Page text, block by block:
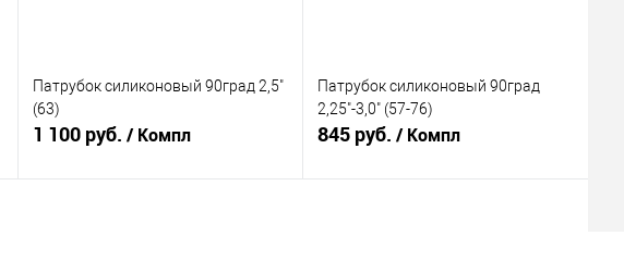
Патрубок силиконовый 90град 2,5"
(63)
1 100 руб. / Компл
Патрубок силиконовый 90град
2,25"-3,0" (57-76)
845 руб. / Компл